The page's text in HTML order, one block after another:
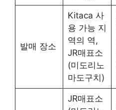
발매 장소
Kitaca 사
용 가능 지
역의 역,
JR매표소
(미도리노
마도구치)
JR매표소